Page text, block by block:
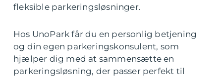
fleksible parkeringsløsninger.
Hos UnoPark får du en personlig betjening
og din egen parkeringskonsulent, som
hjælper dig med at sammensætte en
parkeringsløsning, der passer perfekt til